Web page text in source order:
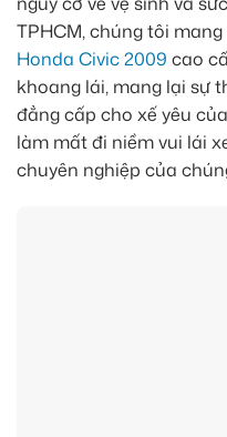
TPHCM, chúng tôi
Honda Civic 2009 cao
khoang lái, mang lại sự
đẳng cấp cho xế yêu
làm mất đi niềm vui lái
chuyên nghiệp của